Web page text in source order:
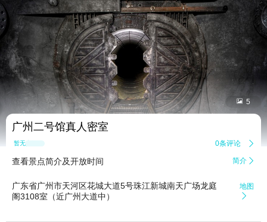
 5
广州二号馆真人密室
暂无点评 0条评论 
查看景点简介及开放时间 简介 
广东省广州市天河区花城大道5号珠江新城南天广场龙庭
阁3108室（近广州大道中）
地图

